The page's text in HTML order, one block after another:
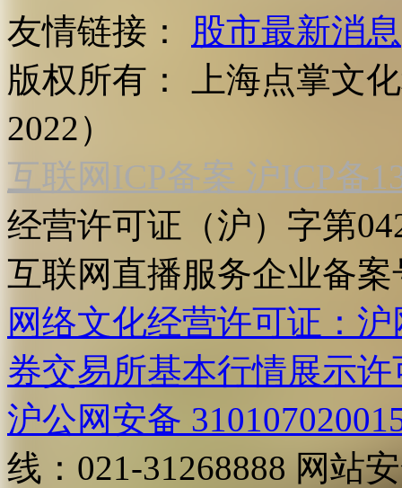
友情链接：
股市最新消息
版权所有：
上海点掌文
2022）
互联网ICP备案 沪ICP备
经营许可证（沪）字第
互联网直播服务企业备案
网络文化经营许可证：
券交易所基本行情展示许
沪公网安备
线：021-31268888 网站